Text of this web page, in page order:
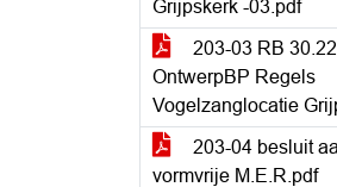
Grijpskerk -03.pdf
203-03 RB
OntwerpBP Regels
Vogelzanglocatie
203-04 besluit
vormvrije M.E.R.pdf